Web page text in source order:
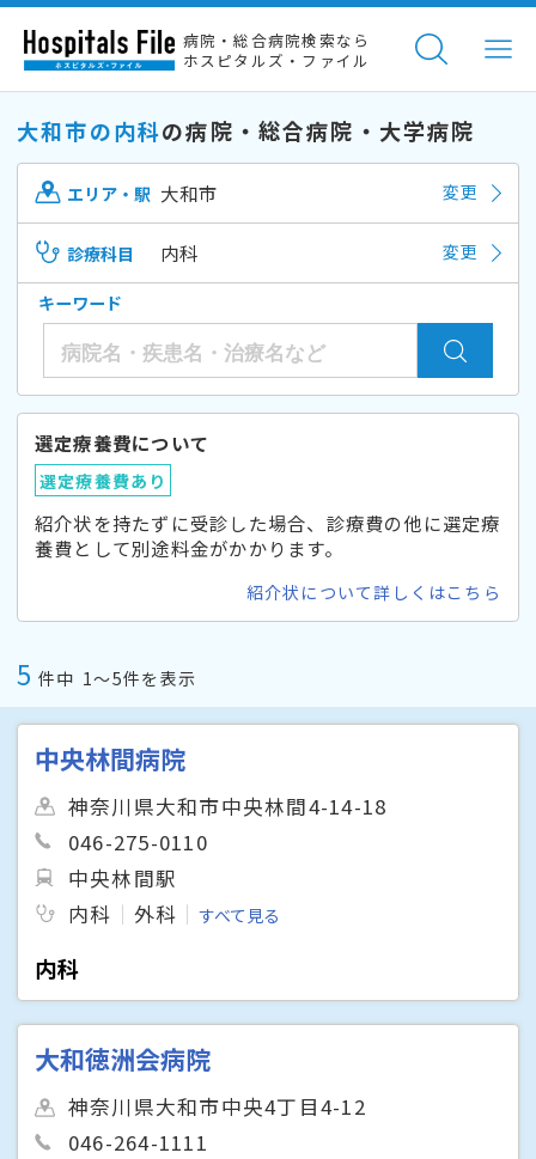
病院・総合病院検索なら
ホスピタルズ・ファイル
大和市の内科の病院・総合病院・大学病院
エリア・駅 大和市 変更
診療科目 内科 変更
キーワード
選定療養費について
選定療養費あり
紹介状を持たずに受診した場合、診療費の他に選定療
養費として別途料金がかかります。
紹介状について詳しくはこちら
5 件中 1〜5件を表示
中央林間病院
神奈川県大和市中央林間4-14-18
046-275-0110
中央林間駅
内科
外科 すべて見る
内科
大和徳洲会病院
神奈川県大和市中央4丁目4-12
046-264-1111